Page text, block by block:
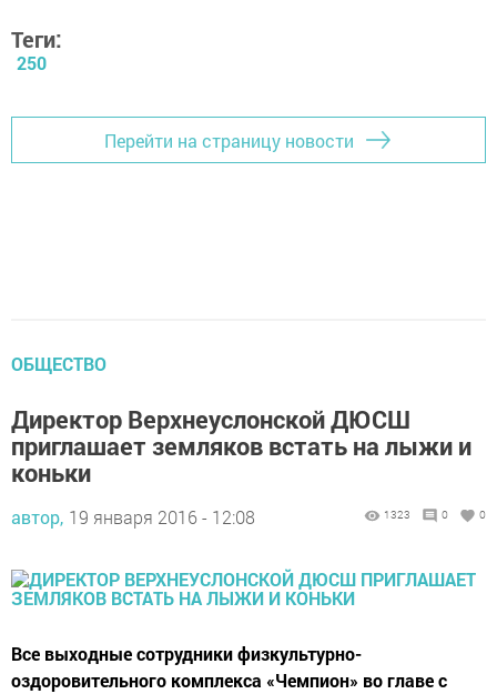
Теги:
250
Перейти на страницу новости
ОБЩЕСТВО
Директор Верхнеуслонской ДЮСШ
приглашает земляков встать на лыжи и
коньки
автор, 19 января 2016 - 12:08 1323 0 0
Все выходные сотрудники физкультурно-
оздоровительного комплекса «Чемпион» во главе с